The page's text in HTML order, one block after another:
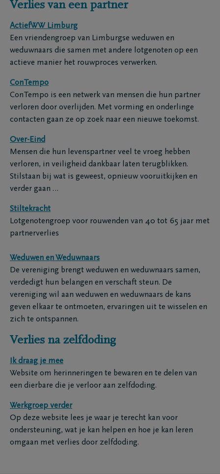
Verlies van een partner
ActiefWW Limburg
Een vriendengroep van Limburgse weduwen en
weduwnaars die samen met andere lotgenoten op een
actieve manier het rouwproces verwerken.
ConTempo
ConTempo is een netwerk van mensen die hun partner
verloren door overlijden. Met vorming en onderlinge
contacten gaan ze op zoek naar een nieuwe toekomst.
Over-Eind
Mensen die hun levenspartner veel te vroeg hebben
verloren, in veiligheid dankbaar laten terugblikken.
Stilstaan bij wat is geweest, opnieuw vooruitkijken en
verder gaan …
Stiltekracht
Lotgenotengroep voor rouwenden van 40 tot 65 jaar met
partnerverlies
Weduwen en Weduwnaars
De vereniging brengt weduwen en weduwnaars samen,
verdedigt hun belangen en verschaft steun. De
vereniging wil aan weduwen en weduwnaars de kans
geven elkaar te ontmoeten, ervaringen uit te wisselen en
zich te ontspannen.
Verlies na zelfdoding
Ik draag je mee
Website om herinneringen te bewaren en te delen van
een dierbare die je verloor aan zelfdoding.
Werkgroep verder
Op deze website lees je waar je terecht kan voor
ondersteuning, wat je kan helpen en hoe je kan leren
omgaan met verlies door zelfdoding.